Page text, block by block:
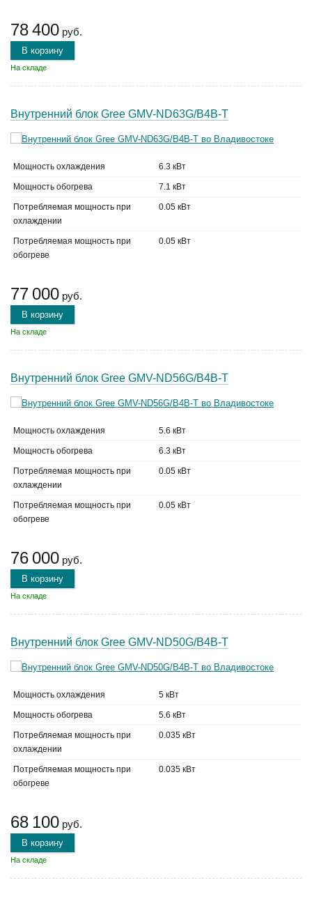
78 400 руб.
В корзину
На складе
Внутренний блок Gree GMV-ND63G/B4B-T
Мощность охлаждения 6.3 кВт
Мощность обогрева 7.1 кВт
Потребляемая мощность при
охлаждении
0.05 кВт
Потребляемая мощность при
обогреве
0.05 кВт
77 000 руб.
В корзину
На складе
Внутренний блок Gree GMV-ND56G/B4B-T
Мощность охлаждения 5.6 кВт
Мощность обогрева 6.3 кВт
Потребляемая мощность при
охлаждении
0.05 кВт
Потребляемая мощность при
обогреве
0.05 кВт
76 000 руб.
В корзину
На складе
Внутренний блок Gree GMV-ND50G/B4B-T
Мощность охлаждения 5 кВт
Мощность обогрева 5.6 кВт
Потребляемая мощность при
охлаждении
0.035 кВт
Потребляемая мощность при
обогреве
0.035 кВт
68 100 руб.
В корзину
На складе